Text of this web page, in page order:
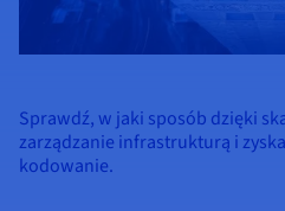
Sprawdź, w jaki sposób dzięki
zarządzanie infrastrukturą i
kodowanie.